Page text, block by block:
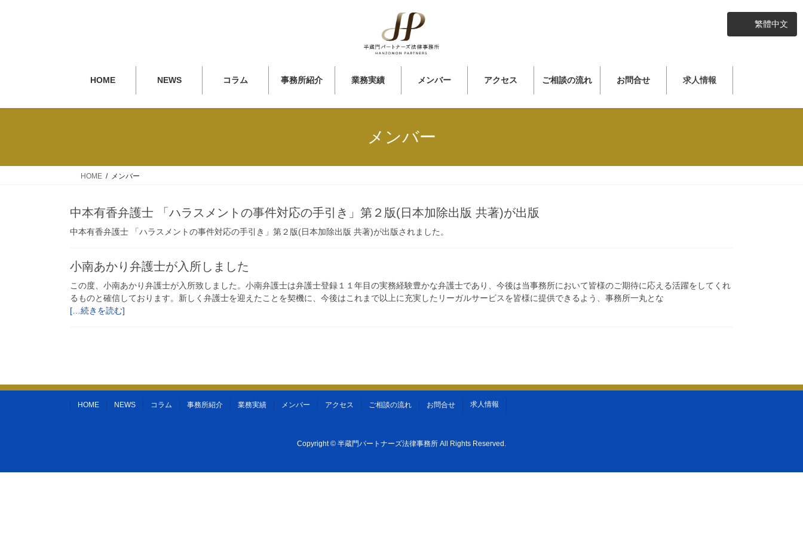
HOME NEWS コラム 事務所紹介 業務実績 メンバー アクセス ご相談の流れ お問合せ 求人情報
メンバー
HOME メンバー
中本有香弁護士 「ハラスメントの事件対応の手引き」第２版(日本加除出版 共著)が出版
中本有香弁護士 「ハラスメントの事件対応の手引き」第２版(日本加除出版 共著)が出版されました。
小南あかり弁護士が入所しました
この度、小南あかり弁護士が入所致しました。小南弁護士は弁護士登録１１年目の実務経験豊かな弁護士であり、今後は当事務所において皆様のご期待に応える活躍をしてくれ
るものと確信しております。新しく弁護士を迎えたことを契機に、今後はこれまで以上に充実したリーガルサービスを皆様に提供できるよう、事務所一丸とな
[…続きを読む]
繁體中文
HOME NEWS コラム 事務所紹介 業務実績 メンバー アクセス ご相談の流れ お問合せ 求人情報
Copyright © 半蔵門パートナーズ法律事務所 All Rights Reserved.